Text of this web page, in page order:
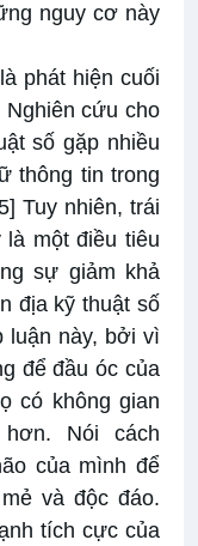
nguy cơ này
phát hiện cuối
Nghiên cứu cho
số gặp nhiều
thông tin trong
Tuy nhiên, trái
một điều tiêu
sự giảm khả
địa kỹ thuật số
luận này, bởi vì
để đầu óc của
có không gian
Nói cách
của mình để
và độc đáo.
tích cực của